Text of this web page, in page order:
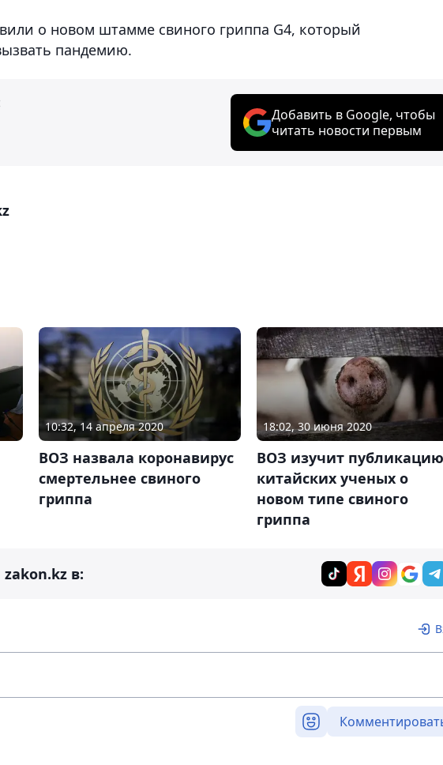
о новом штамме свиного гриппа G4, который
пандемию.
Добавить в Google, чтобы
читать новости первым
10:32, 14 апреля 2020
ВОЗ назвала коронавирус
смертельнее свиного
гриппа
18:02, 30 июня 2020
ВОЗ изучит публикацию
китайских ученых о
новом типе свиного
гриппа
в: